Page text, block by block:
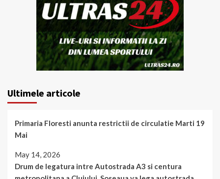
Ultimele articole
Primaria Floresti anunta restrictii de circulatie Marti 19
Mai
May 14, 2026
Drum de legatura intre Autostrada A3 si centura